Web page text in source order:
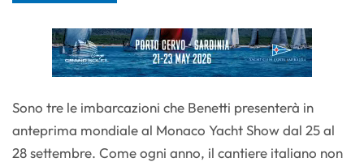
Sono tre le imbarcazioni che Benetti presenterà in
anteprima mondiale al Monaco Yacht Show dal 25 al
28 settembre. Come ogni anno, il cantiere italiano non